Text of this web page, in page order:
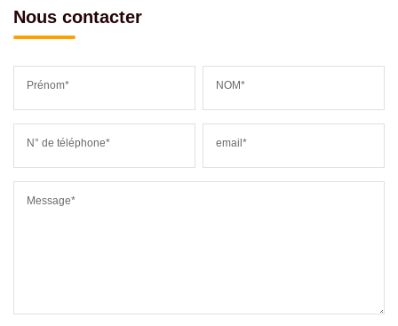
Nous contacter
Prénom* NOM*
N° de téléphone* email*
Message*